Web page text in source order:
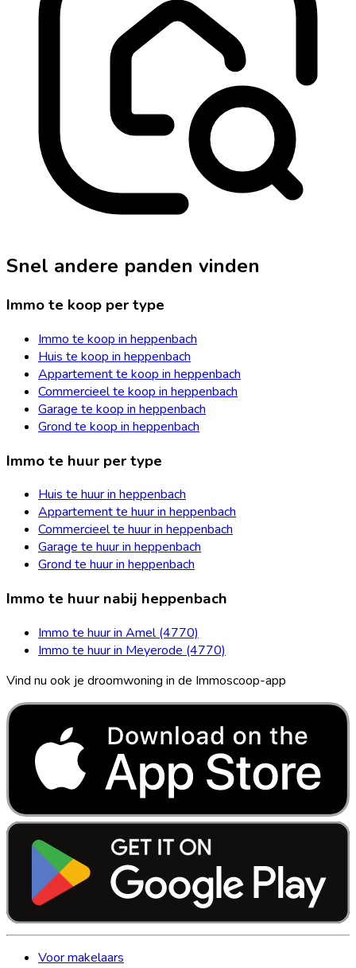
Snel andere panden vinden
Immo te koop per type
Immo te koop in heppenbach
Huis te koop in heppenbach
Appartement te koop in heppenbach
Commercieel te koop in heppenbach
Garage te koop in heppenbach
Grond te koop in heppenbach
Immo te huur per type
Huis te huur in heppenbach
Appartement te huur in heppenbach
Commercieel te huur in heppenbach
Garage te huur in heppenbach
Grond te huur in heppenbach
Immo te huur nabij heppenbach
Immo te huur in Amel (4770)
Immo te huur in Meyerode (4770)
Vind nu ook je droomwoning in de Immoscoop-app
Voor makelaars